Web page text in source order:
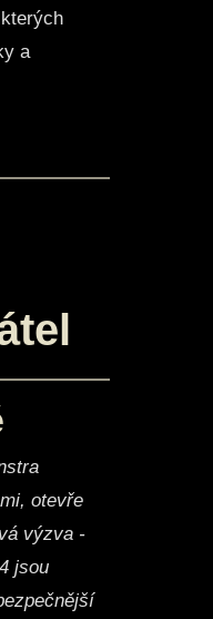
a
otevře
výzva -
jsou